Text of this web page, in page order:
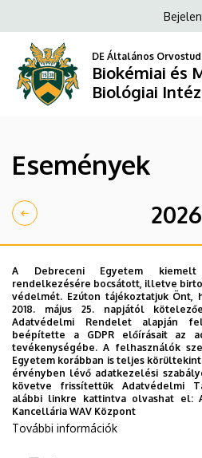
Biokémiai
Molekuláris
Biológiai
Intézet
a
tartalomra
fiók
DE Általános
Biokémiai és
Biológiai
Események
Nincs
A Debreceni Egyetem
rendelkezésére bocsátott, illetve
védelmét. Ezúton tájékoztatjuk Önt,
2018. május 25. napjától
Adatvédelmi Rendelet alapján
beépítette a GDPR előírásait az
tevékenységébe. A felhasználók
Egyetem korábban is teljes
érvényben lévő adatkezelési
követve frissítettük Adatvédelmi
alábbi linkre kattintva olvashat el:
Kancellária WAV Központ
További információk